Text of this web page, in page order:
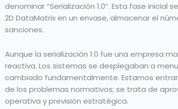
denominar “Serialización 1.0”. Esta fase
2D DataMatrix en un envase, almacenar el
sanciones.
Aunque la serialización 1.0 fue una empresa
reactiva. Los sistemas se desplegaban a
cambiado fundamentalmente. Estamos
de los problemas normativos; se trata de
operativa y previsión estratégica.